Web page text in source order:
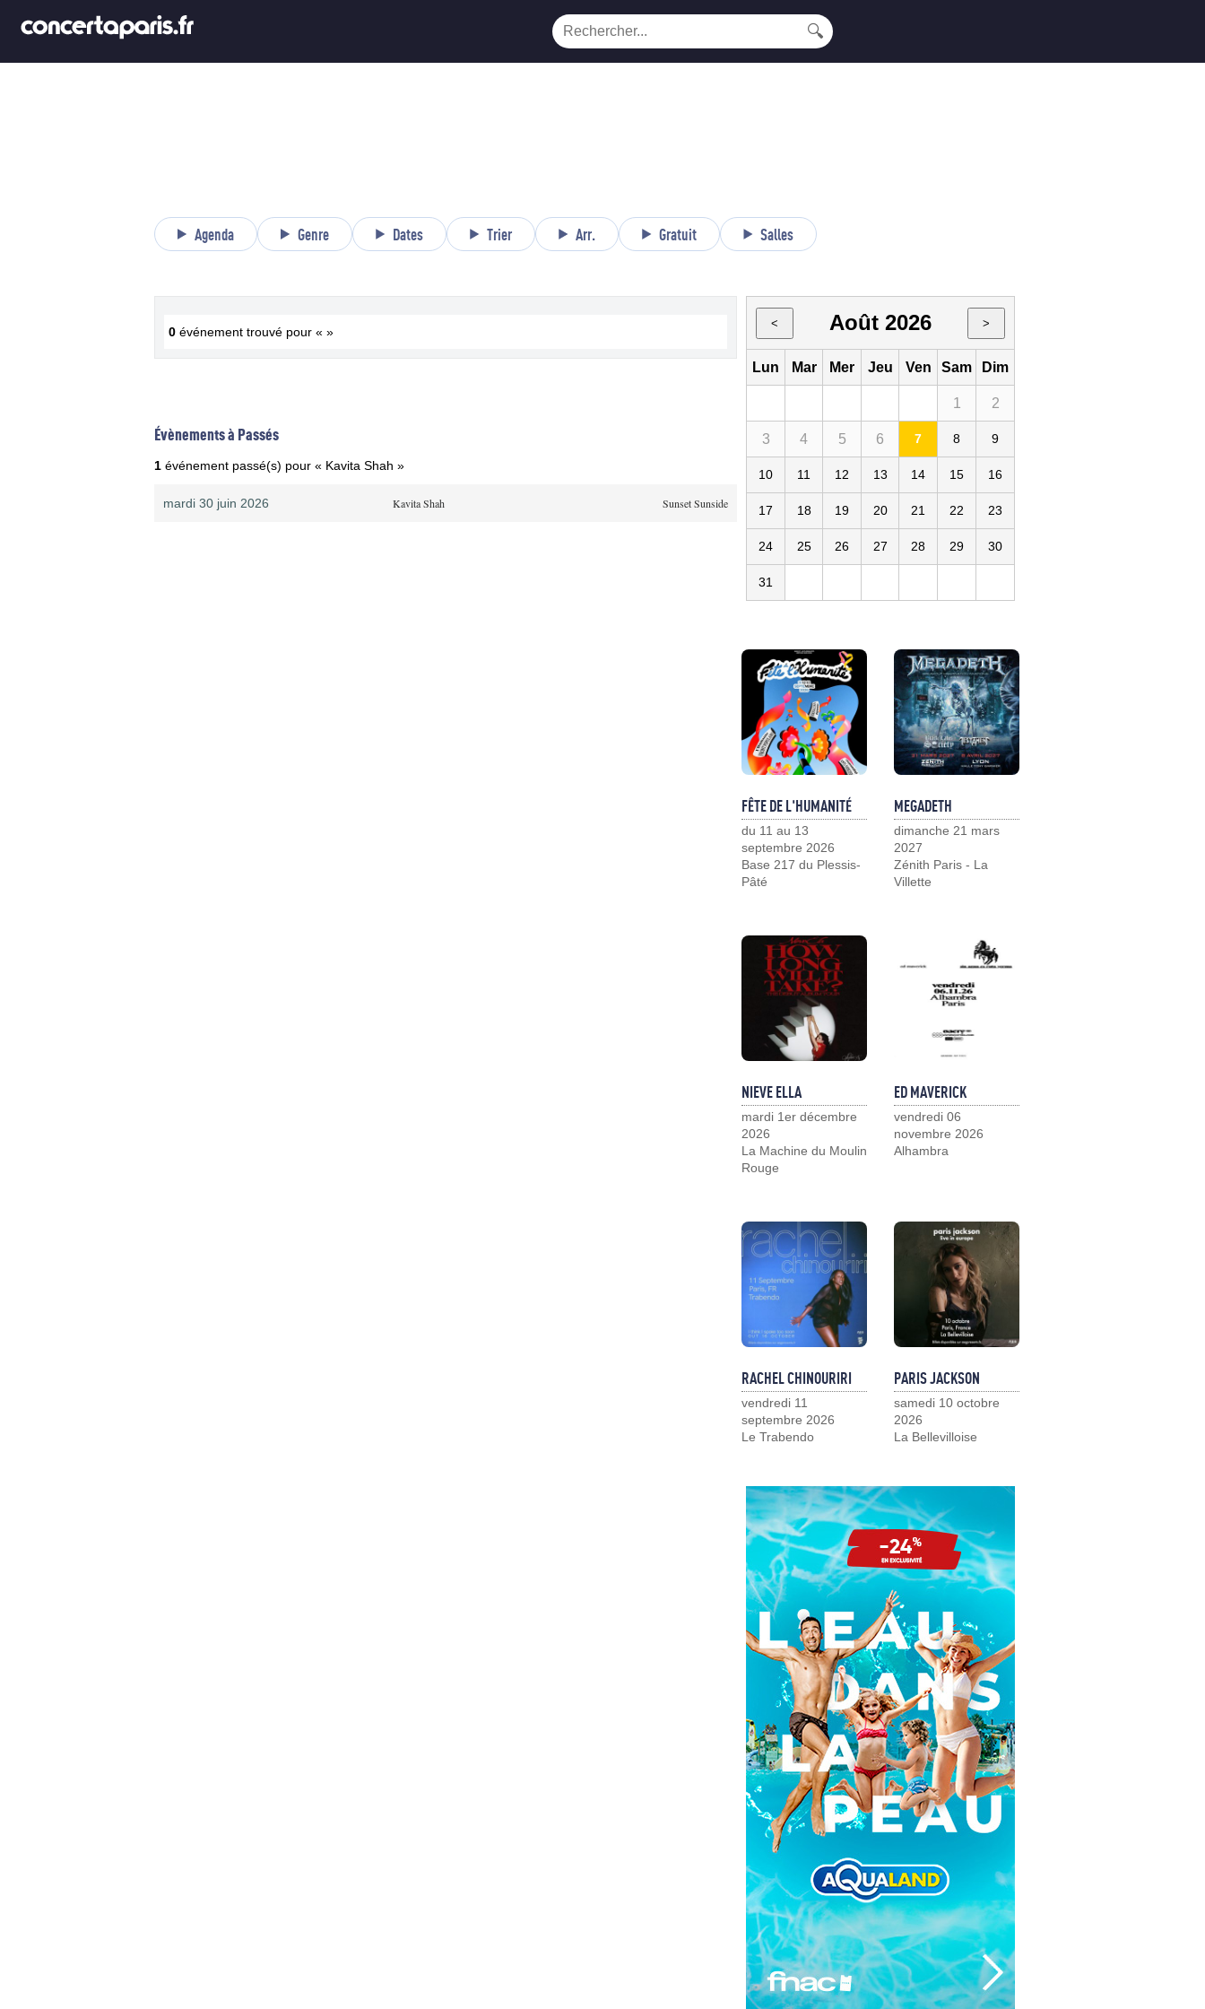
🔍
Agenda Genre Dates Trier Arr. Gratuit Salles
0 événement trouvé pour « »
Évènements à Passés
1 événement passé(s) pour « Kavita Shah »
mardi 30 juin 2026 Kavita Shah Sunset Sunside
< Août 2026 >
Lun Mar Mer Jeu Ven Sam Dim
1 2
3 4 5 6 7 8 9
10 11 12 13 14 15 16
17 18 19 20 21 22 23
24 25 26 27 28 29 30
31
FÊTE DE L'HUMANITÉ
du 11 au 13
septembre 2026
Base 217 du Plessis-
Pâté
MEGADETH
dimanche 21 mars
2027
Zénith Paris - La
Villette
NIEVE ELLA
mardi 1er décembre
2026
La Machine du Moulin
Rouge
ED MAVERICK
vendredi 06
novembre 2026
Alhambra
RACHEL CHINOURIRI
vendredi 11
septembre 2026
Le Trabendo
PARIS JACKSON
samedi 10 octobre
2026
La Bellevilloise